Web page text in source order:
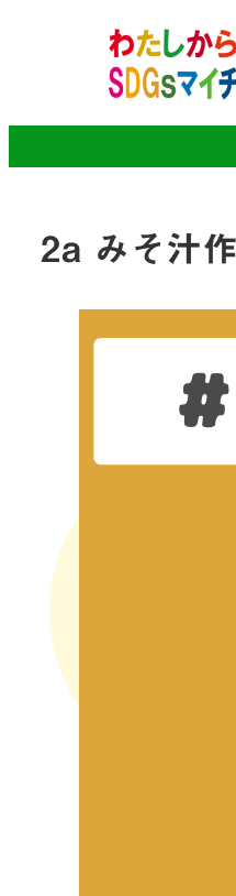
2a みそ汁